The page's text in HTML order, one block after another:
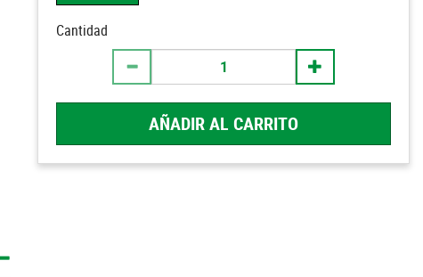
Cantidad
AÑADIR AL CARRITO